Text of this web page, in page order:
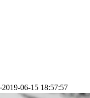
‧2019-06-15 18:57:57